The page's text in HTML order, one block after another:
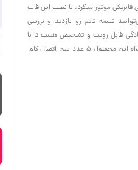
فابریکی موتور میگرد. با نصب این قاب
تسمه تایم رو بازدید و بررسی
قابل رویت و تشخیص هست تا با
مراجعه سریعتر به تعمیرکار مکانیک از هزینه های بعدی جلوگیری کنید. همراه این محصول 5 عدد پیچ اتصال کاور